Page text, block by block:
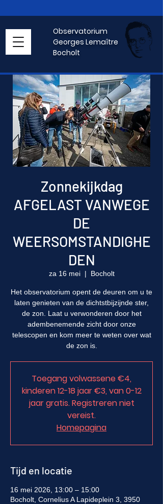
Observatorium
Georges Lemaître
Bocholt
Zonnekijkdag
AFGELAST VANWEGE
DE
WEERSOMSTANDIGHE
DEN
za 16 mei
  |
Bocholt
Het observatorium opent de deuren om u te
laten genieten van de dichtstbijzijnde ster,
de zon. Laat u verwonderen door het
adembenemende zicht door onze
telescopen en kom meer te weten over wat
de zon is.
Toegang volwassene €4,
kinderen 12-18 jaar €3, van 0-12
jaar gratis. Registreren niet
vereist.
Homepagina
Tijd en locatie
16 mei 2026, 13:00 – 15:00
Bocholt, Cornelius A Lapideplein 3, 3950